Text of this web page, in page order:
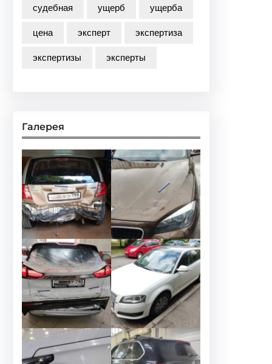
судебная
ущерб
ущерба
цена
эксперт
экспертиза
экспертизы
эксперты
Галерея